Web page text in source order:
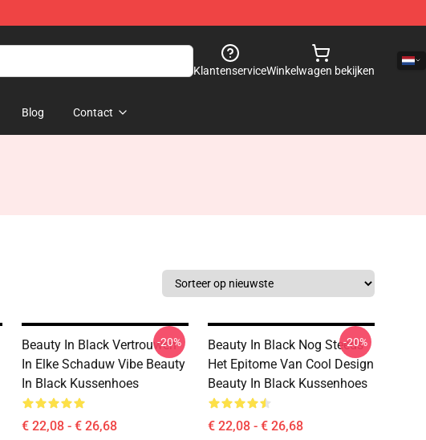
KlantenserviceWinkelwagen bekijken
Blog Contact
Beauty In Black Vertrouwen
In Elke Schaduw Vibe Beauty
In Black Kussenhoes
€ 22,08 - € 26,68
-20%
Beauty In Black Nog Steeds
Het Epitome Van Cool Design
Beauty In Black Kussenhoes
€ 22,08 - € 26,68
-20%